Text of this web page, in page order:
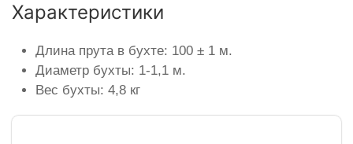
Характеристики
Длина прута в бухте: 100 ± 1 м.
Диаметр бухты: 1-1,1 м.
Вес бухты: 4,8 кг